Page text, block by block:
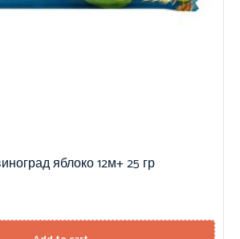
яблоко 12м+ 25 гр